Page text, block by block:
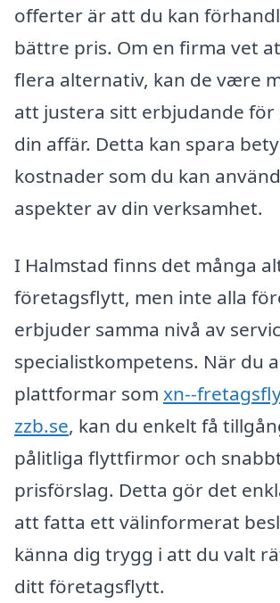
offerter är att du kan
bättre pris. Om en firma vet
flera alternativ, kan de være
att justera sitt erbjudande för
din affär. Detta kan spara
kostnader som du kan
aspekter av din verksamhet.
I Halmstad finns det många
företagsflytt, men inte alla
erbjuder samma nivå av
specialistkompetens. När du
plattformar som xn--
zzb.se, kan du enkelt få
pålitliga flyttfirmor och
prisförslag. Detta gör det
att fatta ett välinformerat
känna dig trygg i att du valt
ditt företagsflytt.